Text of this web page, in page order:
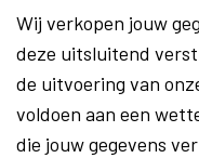
Wij verkopen jouw
deze uitsluitend
de uitvoering van
voldoen aan een
die jouw gegevens